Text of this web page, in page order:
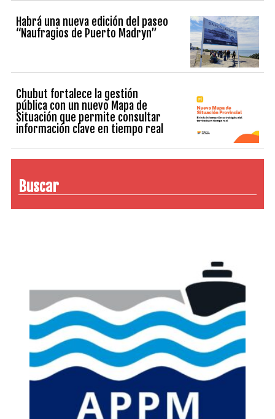
Habrá una nueva edición del paseo
“Naufragios de Puerto Madryn”
Chubut fortalece la gestión
pública con un nuevo Mapa de
Situación que permite consultar
información clave en tiempo real
Buscar